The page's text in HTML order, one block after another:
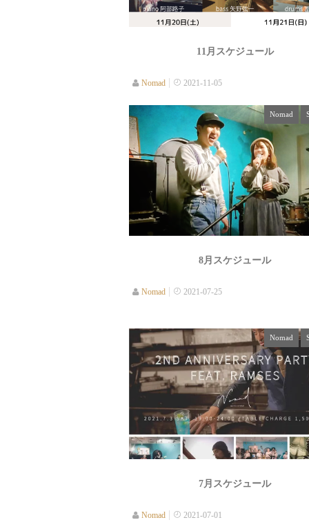
11月スケジュール
Nomad 2021-11-05
Nomad
8月スケジュール
Nomad 2021-07-25
Nomad
7月スケジュール
Nomad 2021-07-01